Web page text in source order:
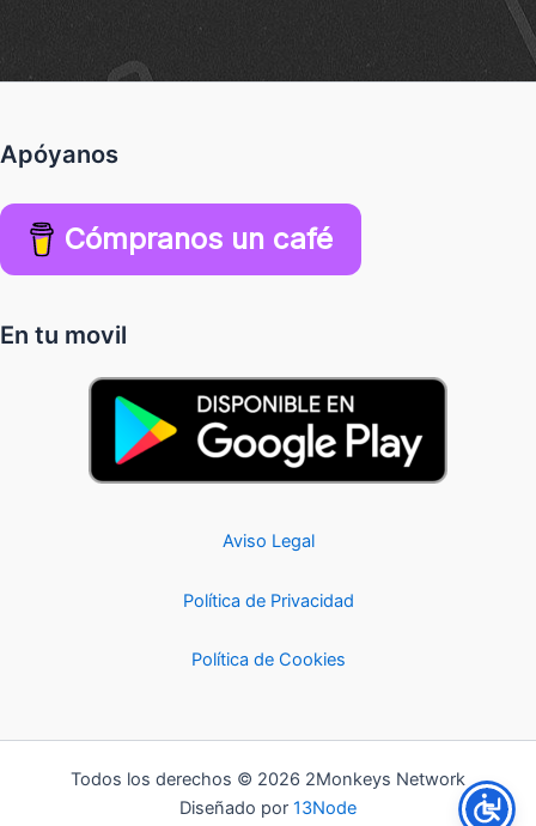
Apóyanos
Cómpranos un café
En tu movil
Aviso Legal
Política de Privacidad
Política de Cookies
Todos los derechos © 2026 2Monkeys Network
Diseñado por 13Node